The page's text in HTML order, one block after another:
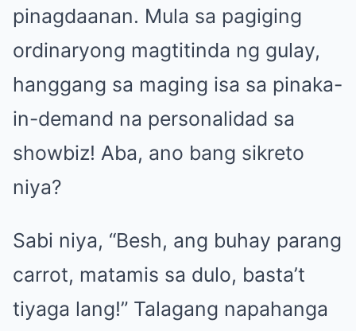
pinagdaanan. Mula sa pagiging
ordinaryong magtitinda ng gulay,
hanggang sa maging isa sa pinaka-
in-demand na personalidad sa
showbiz! Aba, ano bang sikreto
niya?
Sabi niya, “Besh, ang buhay parang
carrot, matamis sa dulo, basta’t
tiyaga lang!” Talagang napahanga